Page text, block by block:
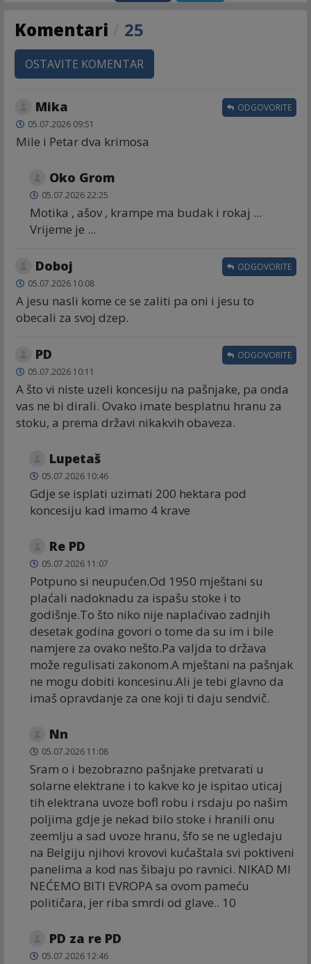
Komentari 25
OSTAVITE KOMENTAR
Mika
05.07.2026 09:51
Mile i Petar dva krimosa
ODGOVORITE
Oko Grom
05.07.2026 22:25
Motika , ašov , krampe ma budak i rokaj ...
Vrijeme je ...
Doboj
05.07.2026 10:08
A jesu nasli kome ce se zaliti pa oni i jesu to
obecali za svoj dzep.
ODGOVORITE
PD
05.07.2026 10:11
A što vi niste uzeli koncesiju na pašnjake, pa onda
vas ne bi dirali. Ovako imate besplatnu hranu za
stoku, a prema državi nikakvih obaveza.
ODGOVORITE
Lupetaš
05.07.2026 10:46
Gdje se isplati uzimati 200 hektara pod
koncesiju kad imamo 4 krave
Re PD
05.07.2026 11:07
Potpuno si neupućen.Od 1950 mještani su
plaćali nadoknadu za ispašu stoke i to
godišnje.To što niko nije naplaćivao zadnjih
desetak godina govori o tome da su im i bile
namjere za ovako nešto.Pa valjda to država
može regulisati zakonom.A mještani na pašnjak
ne mogu dobiti koncesinu.Ali je tebi glavno da
imaš opravdanje za one koji ti daju sendvič.
Nn
05.07.2026 11:08
Sram o i bezobrazno pašnjake pretvarati u
solarne elektrane i to kakve ko je ispitao uticaj
tih elektrana uvoze bofl robu i rsdaju po našim
poljima gdje je nekad bilo stoke i hranili onu
zeemlju a sad uvoze hranu, šfo se ne ugledaju
na Belgiju njihovi krovovi kućaštala svi poktiveni
panelima a kod nas šibaju po ravnici. NIKAD MI
NEĆEMO BITI EVROPA sa ovom pameću
političara, jer riba smrdi od glave.. 10
PD za re PD
05.07.2026 12:46